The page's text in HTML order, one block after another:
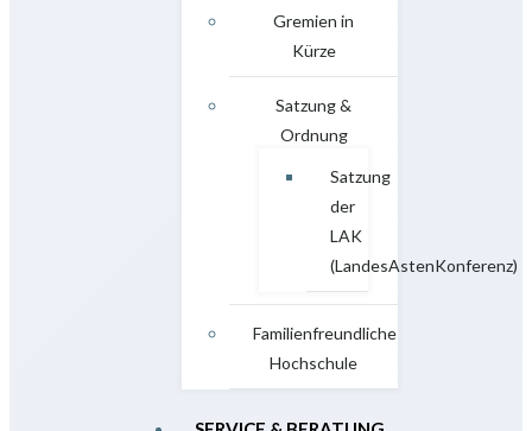
Gremien in
Kürze
Satzung &
Ordnung
Satzung
der
LAK
(LandesAstenKonferenz)
Familienfreundliche
Hochschule